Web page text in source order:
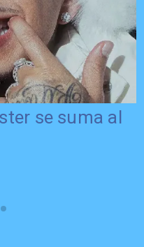
se suma al